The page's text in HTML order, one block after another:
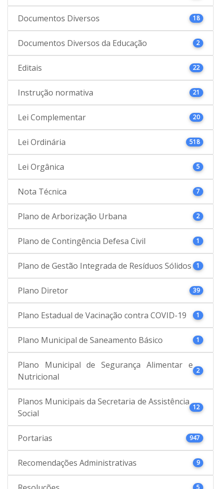
Documentos Diversos 18
Documentos Diversos da Educação 2
Editais 22
Instrução normativa 21
Lei Complementar 20
Lei Ordinária 518
Lei Orgânica 5
Nota Técnica 7
Plano de Arborização Urbana 2
Plano de Contingência Defesa Civil 1
Plano de Gestão Integrada de Resíduos Sólidos 1
Plano Diretor 39
Plano Estadual de Vacinação contra COVID-19 1
Plano Municipal de Saneamento Básico 1
Plano Municipal de Segurança Alimentar e
Nutricional
2
Planos Municipais da Secretaria de Assistência
Social
12
Portarias 947
Recomendações Administrativas 9
5